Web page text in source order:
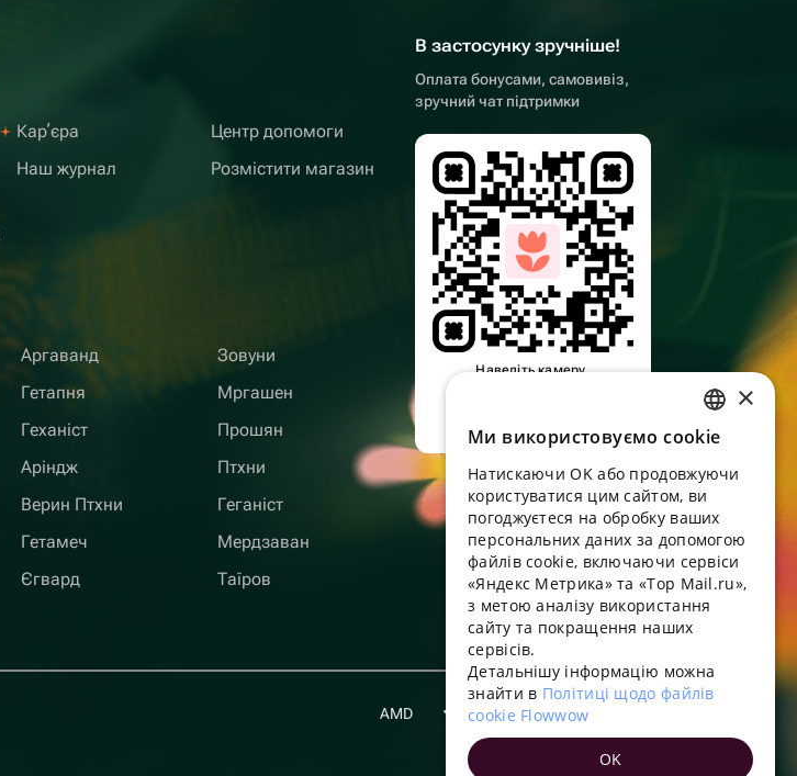
Карʼєра
Наш журнал
Центр допомоги
Розмістити магазин
Аргаванд
Гетапня
Геханіст
Аріндж
Верин Птхни
Гетамеч
Єгвард
Зовуни
Мргашен
Прошян
Птхни
Геганіст
Мердзаван
Таїров
В застосунку зручніше!
Оплата бонусами, самовивіз,
зручний чат підтримки
Наведіть камеру,
AMD Українська
RUSSIAN
ENGLISH
UKRAINIAN
PORTUGUESE
SPANISH
HUNGARIAN
FRENCH
TURKISH
×
Ми використовуємо cookie
Натискаючи OK або продовжуючи
користуватися цим сайтом, ви
погоджуєтеся на обробку ваших
персональних даних за допомогою
файлів cookie, включаючи сервіси
«Яндекс Метрика» та «Top Mail.ru»,
з метою аналізу використання
сайту та покращення наших
сервісів.
Детальнішу інформацію можна
знайти в Політиці щодо файлів
cookie Flowwow
OK